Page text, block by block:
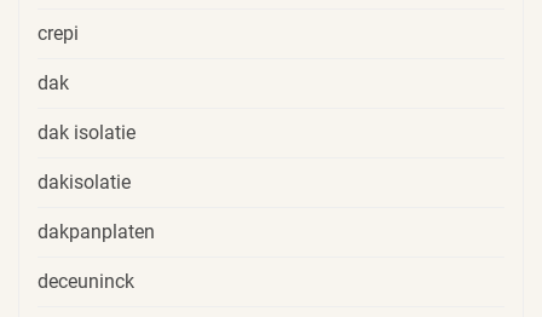
crepi
dak
dak isolatie
dakisolatie
dakpanplaten
deceuninck